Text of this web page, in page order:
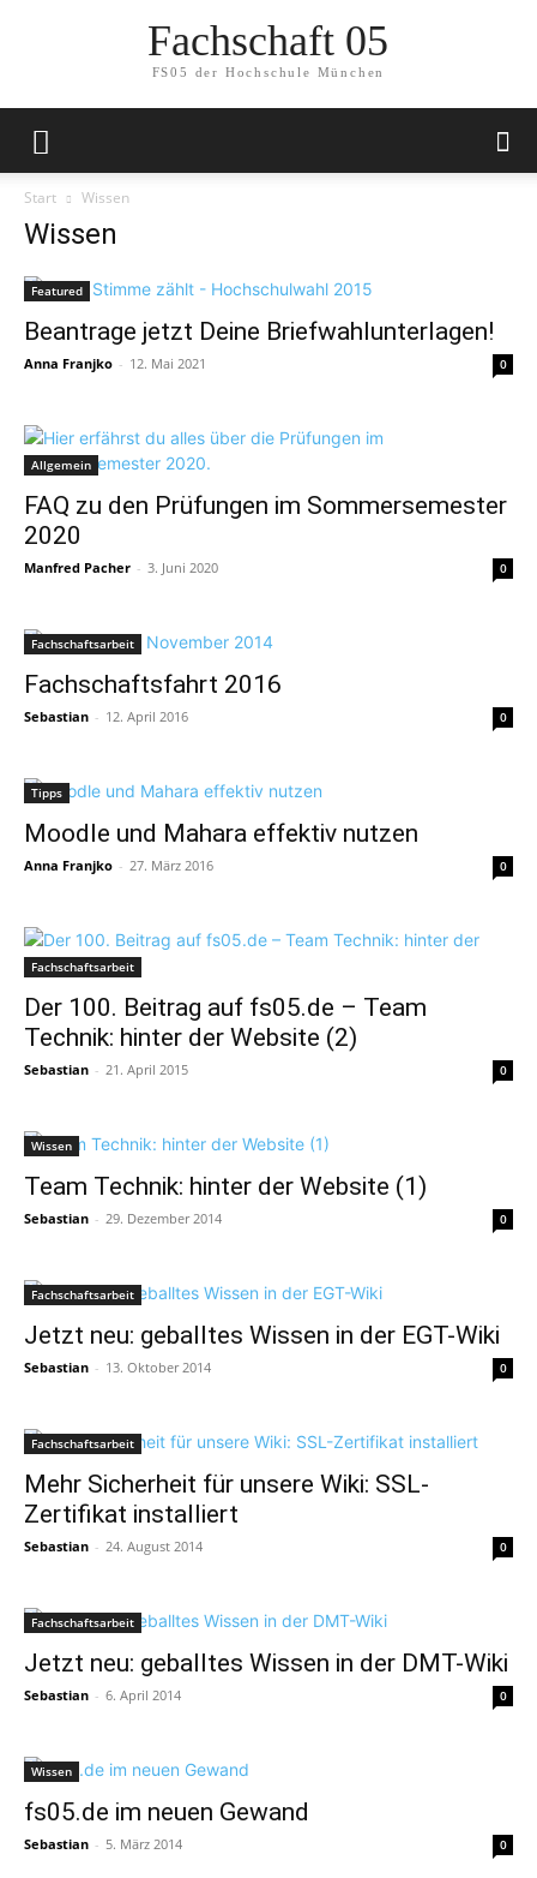
Fachschaft 05
FS05 der Hochschule München
Start Wissen
Wissen
Featured
Beantrage jetzt Deine Briefwahlunterlagen!
Anna Franjko - 12. Mai 2021 0
Allgemein
FAQ zu den Prüfungen im Sommersemester
2020
Manfred Pacher - 3. Juni 2020 0
Fachschaftsarbeit
Fachschaftsfahrt 2016
Sebastian - 12. April 2016 0
Tipps
Moodle und Mahara effektiv nutzen
Anna Franjko - 27. März 2016 0
Fachschaftsarbeit
Der 100. Beitrag auf fs05.de – Team
Technik: hinter der Website (2)
Sebastian - 21. April 2015 0
Wissen
Team Technik: hinter der Website (1)
Sebastian - 29. Dezember 2014 0
Fachschaftsarbeit
Jetzt neu: geballtes Wissen in der EGT-Wiki
Sebastian - 13. Oktober 2014 0
Fachschaftsarbeit
Mehr Sicherheit für unsere Wiki: SSL-
Zertifikat installiert
Sebastian - 24. August 2014 0
Fachschaftsarbeit
Jetzt neu: geballtes Wissen in der DMT-Wiki
Sebastian - 6. April 2014 0
Wissen
fs05.de im neuen Gewand
Sebastian - 5. März 2014 0